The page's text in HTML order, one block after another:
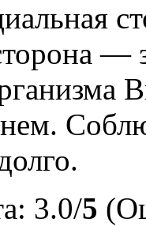
—
нем.
3.0/5